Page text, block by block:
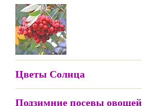
Цветы Солнца
Подзимние посевы овощей